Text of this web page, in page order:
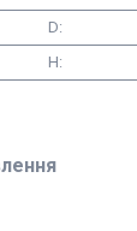
D:
H: